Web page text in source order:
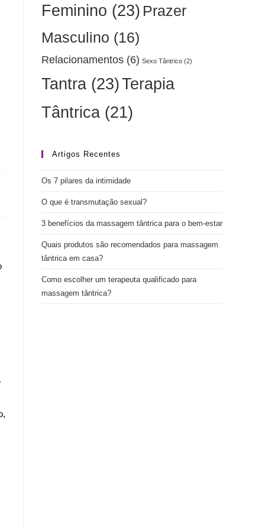
Feminino (23) Prazer
Masculino (16)
Relacionamentos (6) Sexo Tântrico (2)
Tantra (23)Terapia
Tântrica (21)
Artigos Recentes
Os 7 pilares da intimidade
O que é transmutação sexual?
3 benefícios da massagem tântrica para o bem-estar
Quais produtos são recomendados para massagem
tântrica em casa?
Como escolher um terapeuta qualificado para
massagem tântrica?